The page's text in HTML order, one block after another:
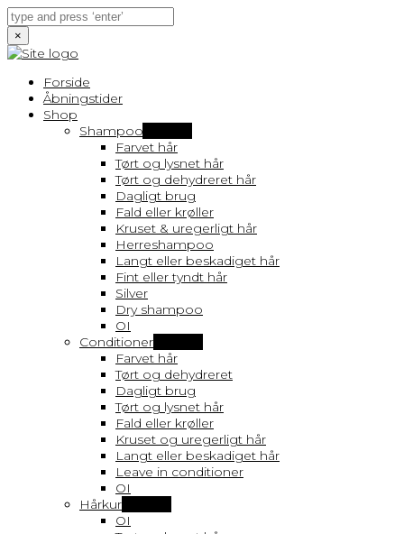
×
Forside
Åbningstider
Shop
Shampoo
Farvet hår
Tørt og lysnet hår
Tørt og dehydreret hår
Dagligt brug
Fald eller krøller
Kruset & uregerligt hår
Herreshampoo
Langt eller beskadiget hår
Fint eller tyndt hår
Silver
Dry shampoo
OI
Conditioner
Farvet hår
Tørt og dehydreret
Dagligt brug
Tørt og lysnet hår
Fald eller krøller
Kruset og uregerligt hår
Langt eller beskadiget hår
Leave in conditioner
OI
Hårkur
OI